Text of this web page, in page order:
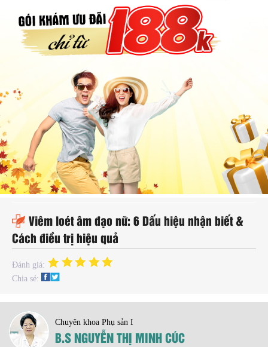
Viêm loét âm đạo nữ: 6 Dấu hiệu nhận biết &
Cách điều trị hiệu quả
Đánh giá:
Chia sẻ:
Chuyên khoa Phụ sản I
B.S NGUYỄN THỊ MINH CÚC